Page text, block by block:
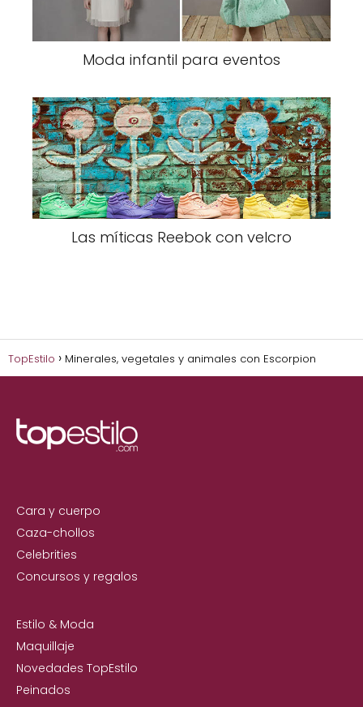
Moda infantil para eventos
Las míticas Reebok con velcro
TopEstilo Minerales, vegetales y animales con Escorpion
Cara y cuerpo
Caza-chollos
Celebrities
Concursos y regalos
Estilo & Moda
Maquillaje
Novedades TopEstilo
Peinados